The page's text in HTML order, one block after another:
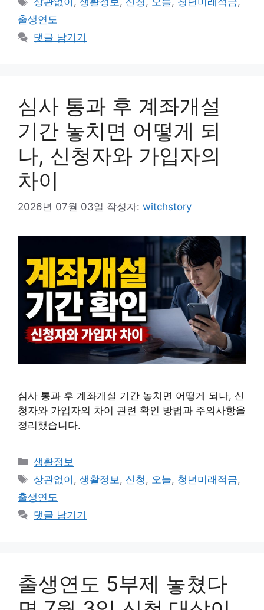
리
그
출생연도
댓글 남기기
심사 통과 후 계좌개설
기간 놓치면 어떻게 되
나, 신청자와 가입자의
차이
2026년 07월 03일 작성자: witchstory
심사 통과 후 계좌개설 기간 놓치면 어떻게 되나, 신
청자와 가입자의 차이 관련 확인 방법과 주의사항을
정리했습니다.
카
테
리
생활정보
태
그
상관없이 ,생활정보, 신청, 오늘, 청년미래적금,
출생연도
댓글 남기기
출생연도 5부제 놓쳤다